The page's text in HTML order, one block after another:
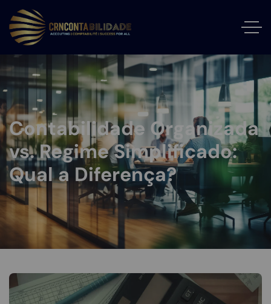
Contabilidade Organizada
vs. Regime Simplificado:
Qual a Diferença?